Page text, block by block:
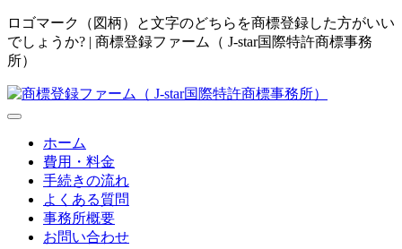
ロゴマーク（図柄）と文字のどちらを商標登録した方がいい
でしょうか? | 商標登録ファーム（ J-star国際特許商標事務
所）
ホーム
費用・料金
手続きの流れ
よくある質問
事務所概要
お問い合わせ